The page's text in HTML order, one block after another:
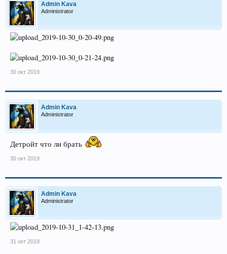
Admin Kava
Administrator
30 окт 2019
Admin Kava
Administrator
Детройт что ли брать
30 окт 2019
Admin Kava
Administrator
31 окт 2019